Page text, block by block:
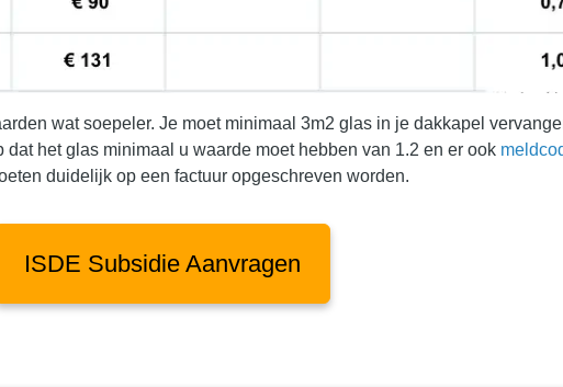
wat soepeler. Je moet minimaal 3m2 glas in je dakkapel
het glas minimaal u waarde moet hebben van 1.2 en er ook
duidelijk op een factuur opgeschreven worden.
ISDE Subsidie Aanvragen